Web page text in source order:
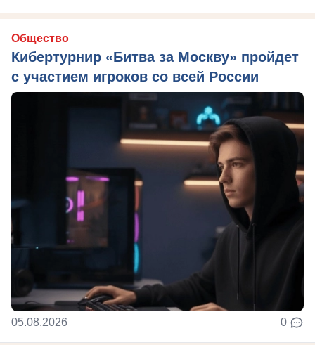
Общество
Кибертурнир «Битва за Москву» пройдет
с участием игроков со всей России
05.08.2026 0